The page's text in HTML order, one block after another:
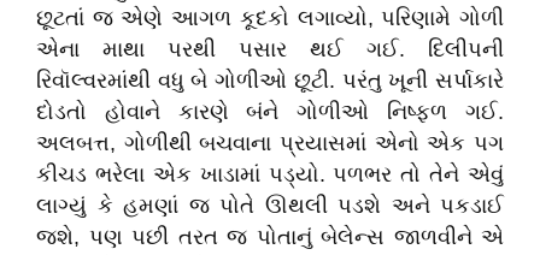
છૂટતાં જ એણે આગળ કૂદકો લગાવ્યો, પરિણામે ગોળી
એના માથા પરથી પસાર થઈ ગઈ. દિલીપની
રિવૉલ્વરમાંથી વધુ બે ગોળીઓ છૂટી. પરંતુ ખૂની સર્પાકારે
દોડતો હોવાને કારણે બંને ગોળીઓ નિષ્ફળ ગઈ.
અલબત્ત, ગોળીથી બચવાના પ્રયાસમાં એનો એક પગ
કીચડ ભરેલા એક ખાડામાં પડ્યો. પળભર તો તેને એવું
લાગ્યું કે હમણાં જ પોતે ઊથલી પડશે અને પકડાઈ
જશે, પણ પછી તરત જ પોતાનું બેલેન્સ જાળવીને એ